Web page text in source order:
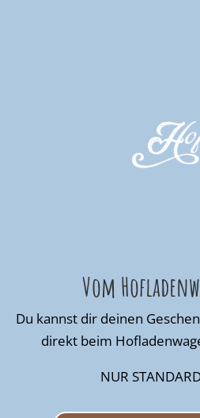
Vom
Du kannst dir deinen
direkt beim
NUR